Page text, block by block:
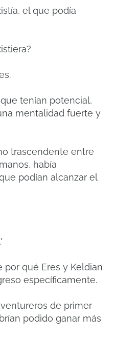
el que podía
tenían potencial,
mentalidad fuerte y
trascendente entre
había
podían alcanzar el
por qué Eres y Keldian
específicamente.
de primer
podido ganar más